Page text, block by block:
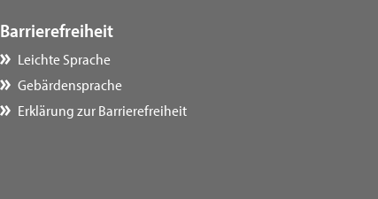
Barrierefreiheit
Leichte Sprache
Gebärdensprache
Erklärung zur Barrierefreiheit